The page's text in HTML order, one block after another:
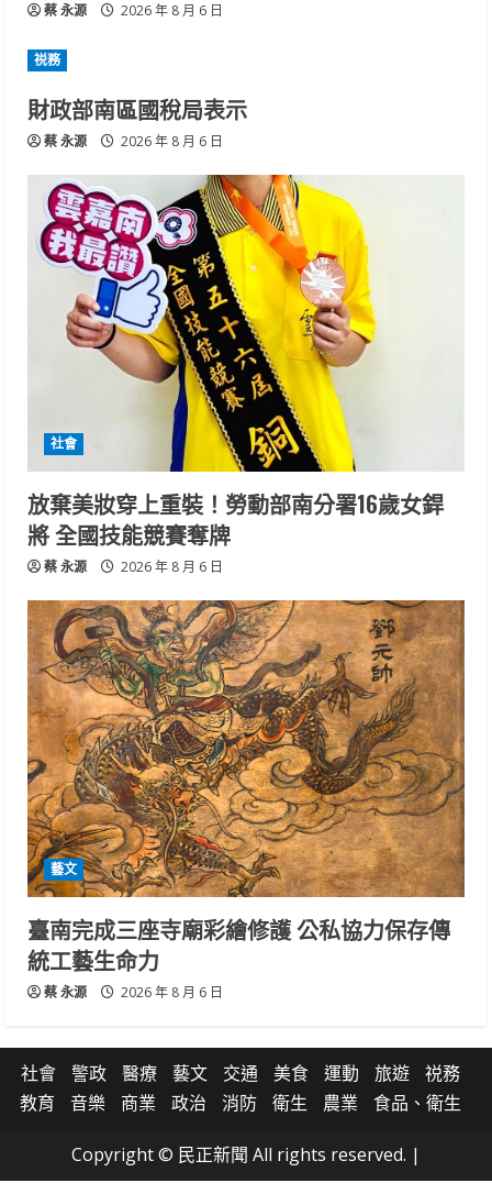
蔡 永源 2026 年 8 月 6 日
祱務
財政部南區國稅局表示
蔡 永源 2026 年 8 月 6 日
社會
放棄美妝穿上重裝！勞動部南分署16歲女銲
將 全國技能競賽奪牌
蔡 永源 2026 年 8 月 6 日
藝文
臺南完成三座寺廟彩繪修護 公私協力保存傳
統工藝生命力
蔡 永源 2026 年 8 月 6 日
社會 警政 醫療 藝文 交通 美食 運動 旅遊
祱務
教育
音樂 商業 政治 消防 衛生 農業 食品、衛生
Copyright © 民正新聞 All rights reserved. |